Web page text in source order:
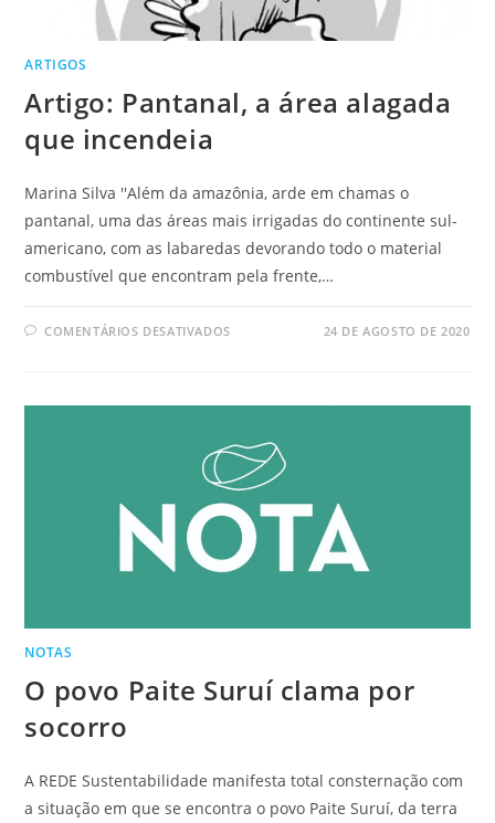
ARTIGOS
Artigo: Pantanal, a área alagada
que incendeia
Marina Silva ''Além da amazônia, arde em chamas o
pantanal, uma das áreas mais irrigadas do continente sul-
americano, com as labaredas devorando todo o material
combustível que encontram pela frente,…
COMENTÁRIOS DESATIVADOS 24 DE AGOSTO DE 2020
NOTAS
O povo Paite Suruí clama por
socorro
A REDE Sustentabilidade manifesta total consternação com
a situação em que se encontra o povo Paite Suruí, da terra